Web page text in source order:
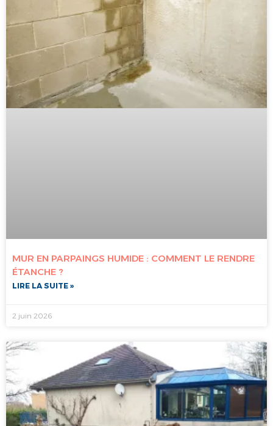
MUR EN PARPAINGS HUMIDE : COMMENT LE RENDRE
ÉTANCHE ?
LIRE LA SUITE »
2 juin 2026